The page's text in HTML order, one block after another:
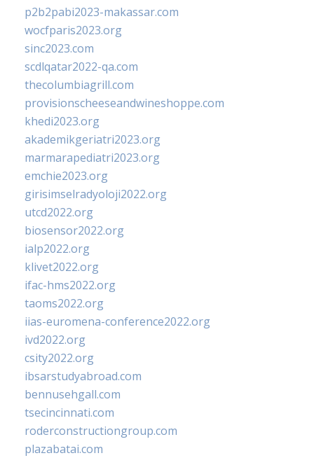
p2b2pabi2023-makassar.com
wocfparis2023.org
sinc2023.com
scdlqatar2022-qa.com
thecolumbiagrill.com
provisionscheeseandwineshoppe.com
khedi2023.org
akademikgeriatri2023.org
marmarapediatri2023.org
emchie2023.org
girisimselradyoloji2022.org
utcd2022.org
biosensor2022.org
ialp2022.org
klivet2022.org
ifac-hms2022.org
taoms2022.org
iias-euromena-conference2022.org
ivd2022.org
csity2022.org
ibsarstudyabroad.com
bennusehgall.com
tsecincinnati.com
roderconstructiongroup.com
plazabatai.com